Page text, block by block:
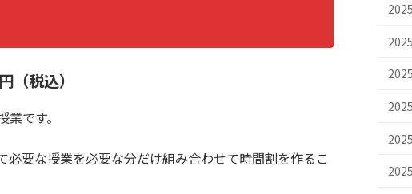
税込）
です。
必要な授業を必要な分だけ組み合わせて時間割を作るこ